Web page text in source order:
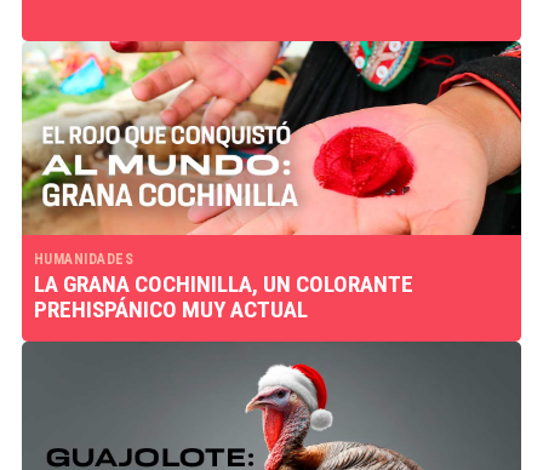
HUMANIDADES
LA GRANA COCHINILLA, UN COLORANTE
PREHISPÁNICO MUY ACTUAL